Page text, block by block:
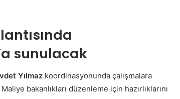
sunulacak
Yılmaz koordinasyonunda çalışmalara
bakanlıkları düzenleme için hazırlıklarını